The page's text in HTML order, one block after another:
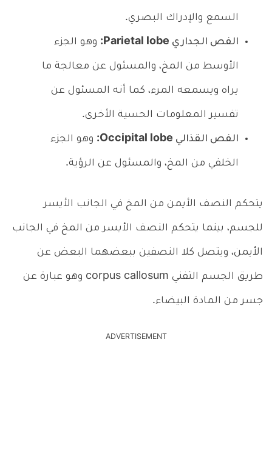
السمع والإدراك البصري.
الفص الجداري Parietal lobe: وهو الجزء
الأوسط من المخ، والمسئول عن معالجة ما
يراه ويسمعه المرء، كما أنه المسئول عن
تفسير المعلومات الحسية الأخرى.
الفص القذالي Occipital lobe: وهو الجزء
الخلفي من المخ، والمسئول عن الرؤية.
يتحكم النصف الأيمن من المخ في الجانب الأيسر
للجسم، بينما يتحكم النصف الأيسر من المخ في الجانب
الأيمن، ويتصل كلا النصفين ببعضهما البعض عن
طريق الجسم الثفني corpus callosum وهو عبارة عن
جسر من المادة البيضاء.
ADVERTISEMENT